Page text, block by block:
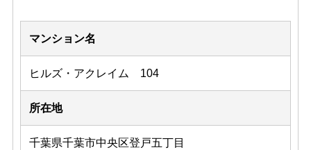
マンション名
ヒルズ・アクレイム 104
所在地
千葉県千葉市中央区登戸五丁目